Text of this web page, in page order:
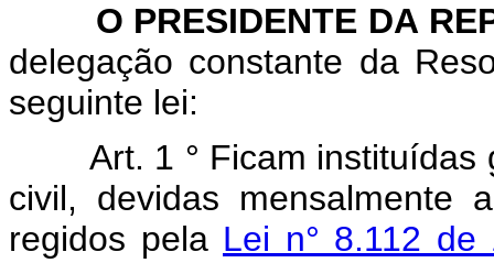
O PRESIDENTE DA
delegação constante da
seguinte lei:
Art. 1 ° Ficam
civil, devidas mensalmente
regidos pela Lei n° 8.112